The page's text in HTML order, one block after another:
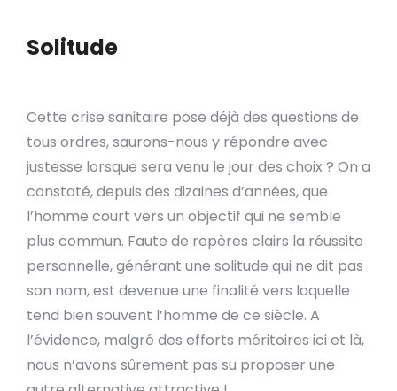
Solitude
Cette crise sanitaire pose déjà des questions de
tous ordres, saurons-nous y répondre avec
justesse lorsque sera venu le jour des choix ? On a
constaté, depuis des dizaines d’années, que
l’homme court vers un objectif qui ne semble
plus commun. Faute de repères clairs la réussite
personnelle, générant une solitude qui ne dit pas
son nom, est devenue une finalité vers laquelle
tend bien souvent l’homme de ce siècle. A
l’évidence, malgré des efforts méritoires ici et là,
nous n’avons sûrement pas su proposer une